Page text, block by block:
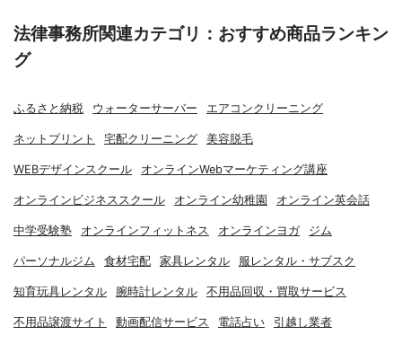
法律事務所関連カテゴリ：おすすめ商品ランキン
グ
ふるさと納税 ウォーターサーバー エアコンクリーニング
ネットプリント 宅配クリーニング 美容脱毛
WEBデザインスクール オンラインWebマーケティング講座
オンラインビジネススクール オンライン幼稚園 オンライン英会話
中学受験塾 オンラインフィットネス オンラインヨガ ジム
パーソナルジム 食材宅配 家具レンタル 服レンタル・サブスク
知育玩具レンタル 腕時計レンタル 不用品回収・買取サービス
不用品譲渡サイト 動画配信サービス 電話占い 引越し業者